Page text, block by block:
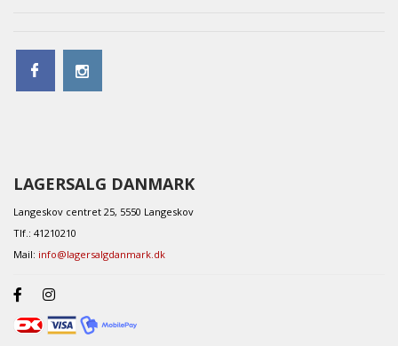
LAGERSALG DANMARK
Langeskov centret 25, 5550 Langeskov
Tlf.: 41210210
Mail: info@lagersalgdanmark.dk